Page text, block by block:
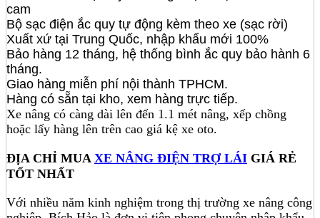
cam
Bộ sạc điện ắc quy tự động kèm theo xe (sạc rời)
Xuất xứ tại Trung Quốc, nhập khẩu mới 100%
Bảo hàng 12 tháng, hệ thống bình ắc quy bảo hành 6
tháng.
Giao hàng miễn phí nội thành TPHCM.
Hàng có sẵn tại kho, xem hàng trực tiếp.
Xe nâng có càng dài lên đến 1.1 mét nâng, xếp chồng
hoặc lấy hàng lên trên cao giá kệ xe oto.
ĐỊA CHỈ MUA XE NÂNG ĐIỆN TRỢ LÁI GIÁ RẺ
TỐT NHẤT
Với nhiều năm kinh nghiệm trong thị trường xe nâng công